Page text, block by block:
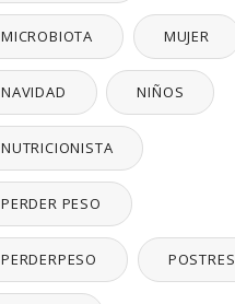
MICROBIOTA MUJER
NAVIDAD NIÑOS
NUTRICIONISTA
PERDER PESO
PERDERPESO POSTRES